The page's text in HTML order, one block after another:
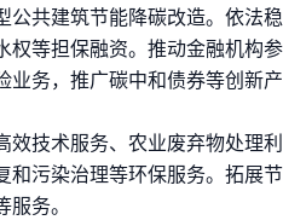
公共建筑节能降碳改造。依法稳
权等担保融资。推动金融机构参
业务，推广碳中和债券等创新产
效技术服务、农业废弃物处理利
和污染治理等环保服务。拓展节
务。